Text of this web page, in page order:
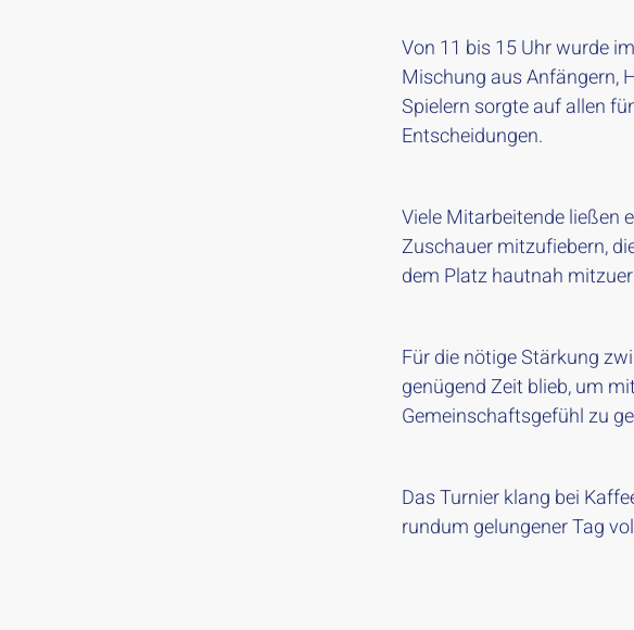
Von 11 bis 15 Uhr wurde
Mischung aus Anfängern,
Spielern sorgte auf allen
Entscheidungen.
Viele Mitarbeitende ließen
Zuschauer mitzufiebern,
dem Platz hautnah
Für die nötige Stärkung
genügend Zeit blieb, um
Gemeinschaftsgefühl zu
Das Turnier klang bei
rundum gelungener Tag